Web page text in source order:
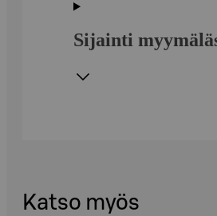
Sijainti
Katso myös